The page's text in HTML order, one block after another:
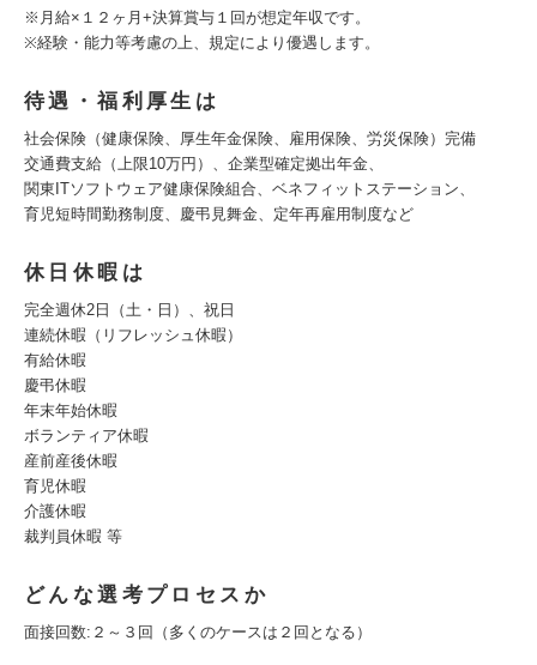
※月給×１２ヶ月+決算賞与１回が想定年収です。
※経験・能力等考慮の上、規定により優遇します。
待遇・福利厚生は
社会保険（健康保険、厚生年金保険、雇用保険、労災保険）完備
交通費支給（上限10万円）、企業型確定拠出年金、
関東ITソフトウェア健康保険組合、ベネフィットステーション、
育児短時間勤務制度、慶弔見舞金、定年再雇用制度など
休日休暇は
完全週休2日（土・日）、祝日
連続休暇（リフレッシュ休暇）
有給休暇
慶弔休暇
年末年始休暇
ボランティア休暇
産前産後休暇
育児休暇
介護休暇
裁判員休暇 等
どんな選考プロセスか
面接回数:２～３回（多くのケースは２回となる）